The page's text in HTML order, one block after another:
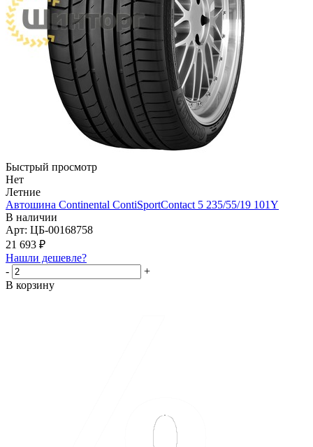
Быстрый просмотр
Нет
Летние
Автошина Continental ContiSportContact 5 235/55/19 101Y
В наличии
Арт: ЦБ-00168758
21 693 ₽
Нашли дешевле?
-
+
В корзину